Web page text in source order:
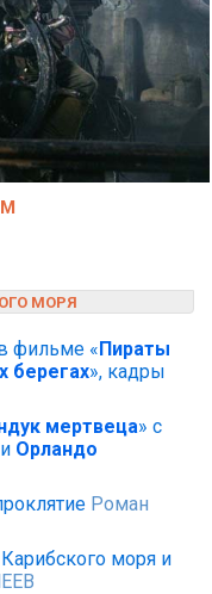
МОРЯ
фильме «Пираты
берегах», кадры
мертвеца» с
и Орландо
Роман
моря и